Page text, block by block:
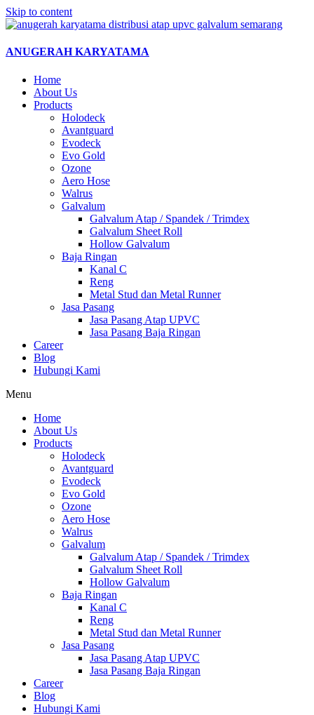
Skip to content
ANUGERAH KARYATAMA
Home
About Us
Products
Holodeck
Avantguard
Evodeck
Evo Gold
Ozone
Aero Hose
Walrus
Galvalum
Galvalum Atap / Spandek / Trimdex
Galvalum Sheet Roll
Hollow Galvalum
Baja Ringan
Kanal C
Reng
Metal Stud dan Metal Runner
Jasa Pasang
Jasa Pasang Atap UPVC
Jasa Pasang Baja Ringan
Career
Blog
Hubungi Kami
Menu
Home
About Us
Products
Holodeck
Avantguard
Evodeck
Evo Gold
Ozone
Aero Hose
Walrus
Galvalum
Galvalum Atap / Spandek / Trimdex
Galvalum Sheet Roll
Hollow Galvalum
Baja Ringan
Kanal C
Reng
Metal Stud dan Metal Runner
Jasa Pasang
Jasa Pasang Atap UPVC
Jasa Pasang Baja Ringan
Career
Blog
Hubungi Kami